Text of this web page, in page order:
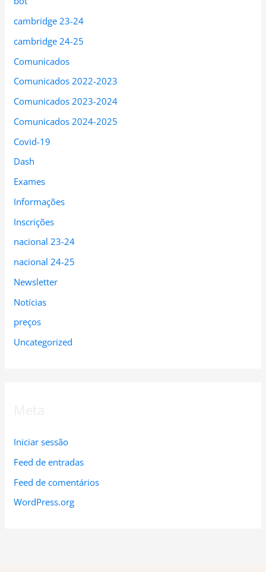
cambridge 23-24
cambridge 24-25
Comunicados
Comunicados 2022-2023
Comunicados 2023-2024
Comunicados 2024-2025
Covid-19
Dash
Exames
Informações
Inscrições
nacional 23-24
nacional 24-25
Newsletter
Notícias
preços
Uncategorized
Iniciar sessão
Feed de entradas
Feed de comentários
WordPress.org